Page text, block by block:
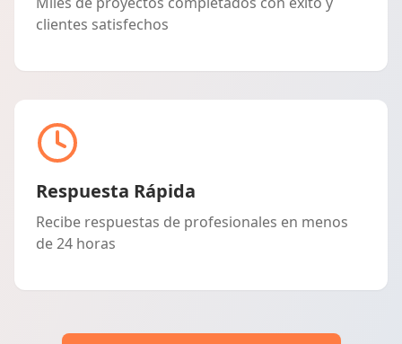
clientes satisfechos
Respuesta Rápida
Recibe respuestas de profesionales en menos
de 24 horas